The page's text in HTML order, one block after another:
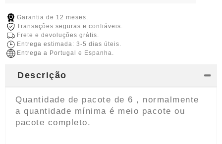
Garantia de 12 meses.
Transações seguras e confiáveis.
Frete e devoluções grátis.
Entrega estimada: 3-5 dias úteis.
Entrega a Portugal e Espanha.
Descrição
Quantidade de pacote de 6 , normalmente
a quantidade mínima é meio pacote ou
pacote completo.